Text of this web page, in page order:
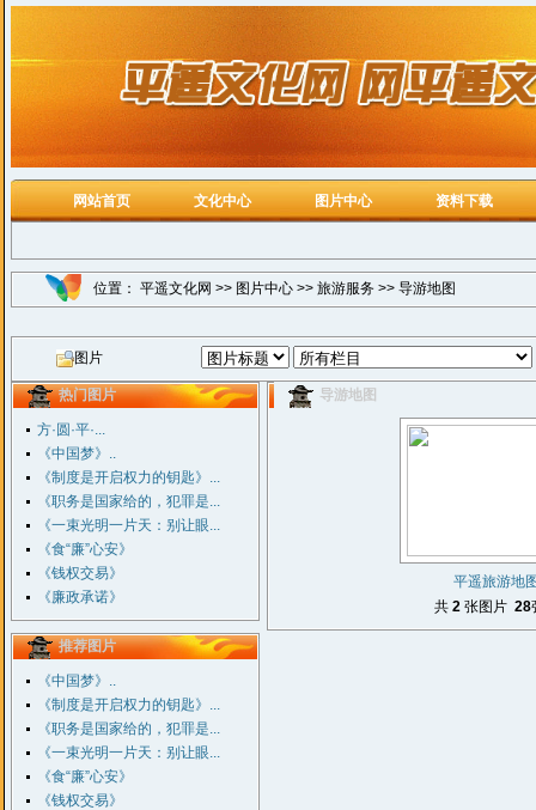
网站首页 文化中心 图片中心 资料下载
位置： 平遥文化网 >> 图片中心 >> 旅游服务 >> 导游地图
图片
热门图片
方·圆·平·...
《中国梦》..
《制度是开启权力的钥匙》...
《职务是国家给的，犯罪是...
《一束光明一片天：别让眼...
《食“廉”心安》
《钱权交易》
《廉政承诺》
推荐图片
《中国梦》..
《制度是开启权力的钥匙》...
《职务是国家给的，犯罪是...
《一束光明一片天：别让眼...
《食“廉”心安》
《钱权交易》
导游地图
平遥旅游地
共 2 张图片 28